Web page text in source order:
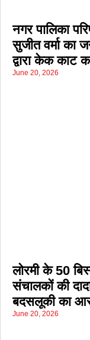
नगर पालिका
सुजीत वर्मा का
द्वारा केक काट
June 20, 2026
लोरमी के 50
संचालकों की
बदसलूकी का
June 20, 2026